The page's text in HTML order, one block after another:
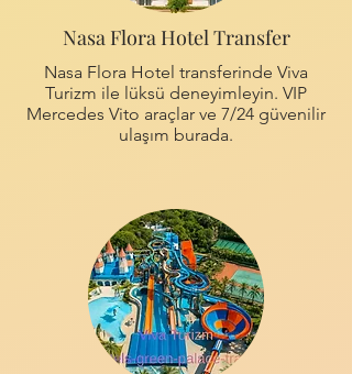
Nasa Flora Hotel Transfer
Nasa Flora Hotel transferinde Viva
Turizm ile lüksü deneyimleyin. VIP
Mercedes Vito araçlar ve 7/24 güvenilir
ulaşım burada.